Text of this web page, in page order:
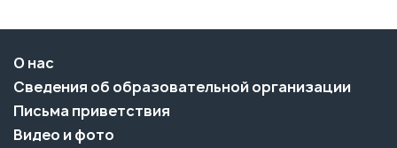
О нас
Сведения об образовательной организации
Письма приветствия
Видео и фото